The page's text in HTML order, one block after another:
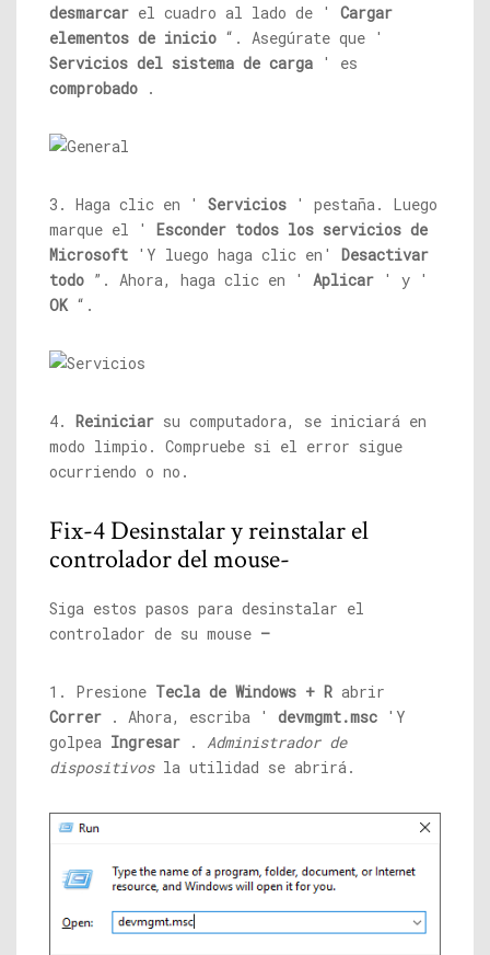
desmarcar el cuadro al lado de ' Cargar
elementos de inicio “. Asegúrate que '
Servicios del sistema de carga ' es
comprobado .
3. Haga clic en ' Servicios ' pestaña. Luego
marque el ' Esconder todos los servicios de
Microsoft 'Y luego haga clic en' Desactivar
todo ”. Ahora, haga clic en ' Aplicar ' y '
OK“.
4. Reiniciar su computadora, se iniciará en
modo limpio. Compruebe si el error sigue
ocurriendo o no.
Fix-4 Desinstalar y reinstalar el
controlador del mouse-
Siga estos pasos para desinstalar el
controlador de su mouse –
1. Presione Tecla de Windows + R abrir
Correr . Ahora, escriba ' devmgmt.msc 'Y
golpea Ingresar . Administrador de
dispositivosla utilidad se abrirá.